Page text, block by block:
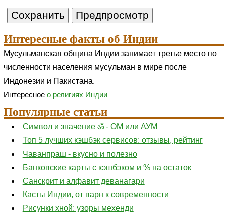
Интересные факты об Индии
Мусульманская община Индии занимает третье место по
численности населения мусульман в мире после
Индонезии и Пакистана.
Интересноео религиях Индии
Популярные статьи
Символ и значение ॐ - ОМ или АУМ
Топ 5 лучших кэшбэк сервисов: отзывы, рейтинг
Чаванпраш - вкусно и полезно
Банковские карты с кэшбэком и % на остаток
Санскрит и алфавит деванагари
Касты Индии, от варн к современности
Рисунки хной: узоры мехенди